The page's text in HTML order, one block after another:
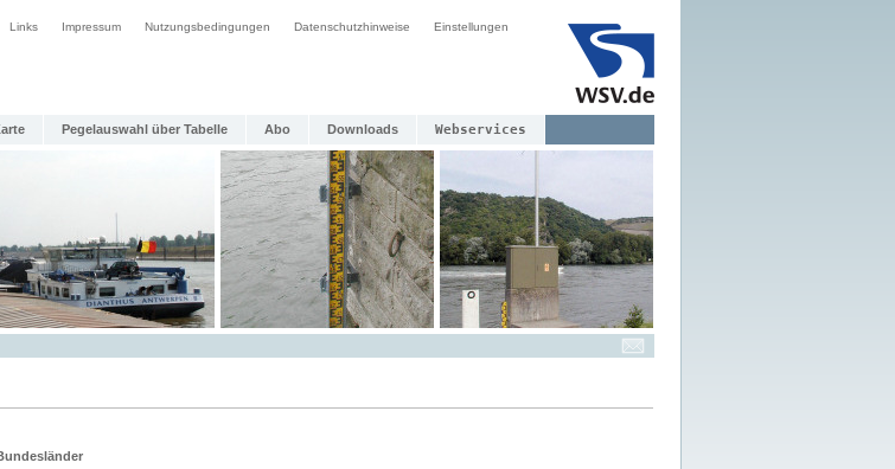
Links Impressum Nutzungsbedingungen Datenschutzhinweise Einstellungen
Pegelauswahl über Tabelle Abo Downloads Webservices